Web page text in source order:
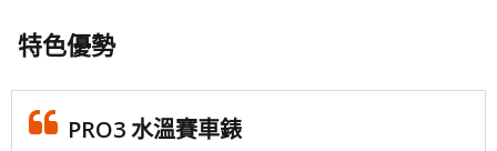
特色優勢
PRO3 水溫賽車錶